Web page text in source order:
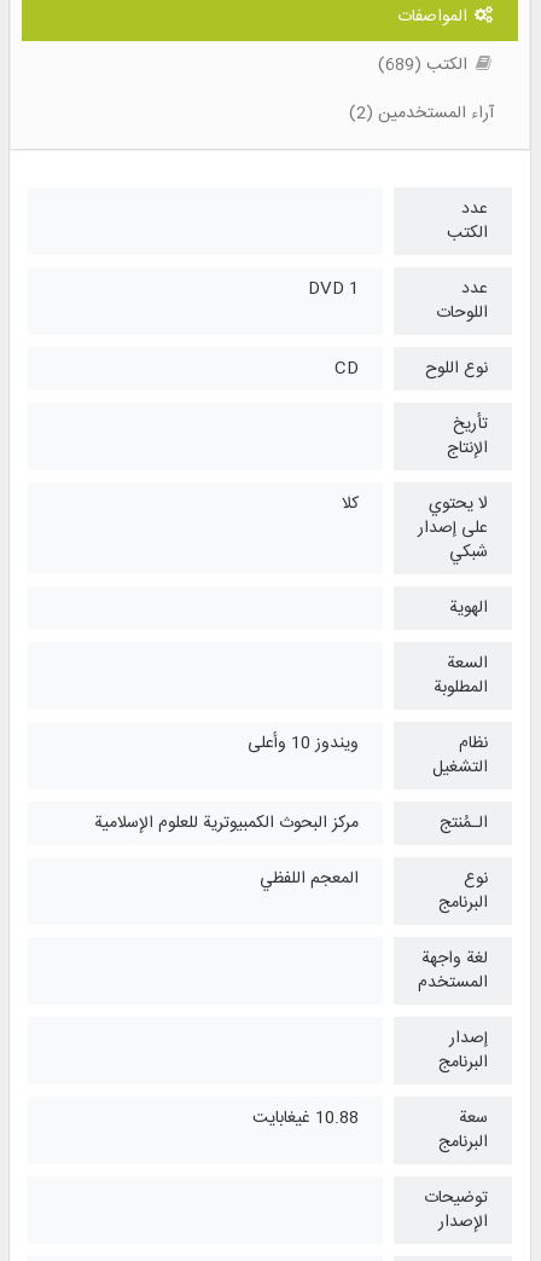
المواصفات
الكتب (689)
آراء المستخدمين (2)
عدد
الكتب
عدد
اللوحات
1 DVD
نوع اللوح
CD
تأريخ
الإنتاج
لا يحتوي
على إصدار
شبكي
كلا
الهوية
السعة
المطلوبة
نظام
التشغیل
ويندوز 10 وأعلی
الـمُنتج
مركز البحوث الكمبيوترية للعلوم الإسلامية
نوع
البرنامج
المعجم اللفظي
لغة واجهة
المستخدم
إصدار
البرنامج
سعة
البرنامج
10.88 غيغابايت
توضيحات
الإصدار